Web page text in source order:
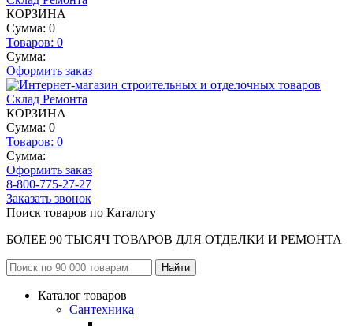
КОРЗИНА
Сумма: 0
Товаров: 0
Сумма:
Оформить заказ
КОРЗИНА
Сумма: 0
Товаров: 0
Сумма:
Оформить заказ
8-800-775-27-27
Заказать звонок
Поиск товаров по Каталогу
БОЛЕЕ 90 ТЫСЯЧ ТОВАРОВ ДЛЯ ОТДЕЛКИ И РЕМОНТА
Каталог товаров
Сантехника